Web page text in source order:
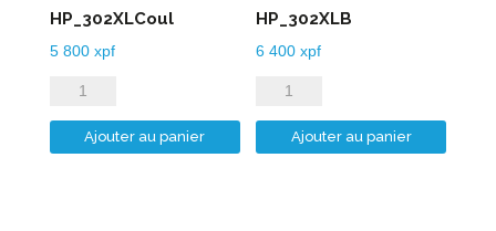
HP_302XLCoul
5 800 xpf
quantité
de
HP_302XLCoul
Ajouter au panier
HP_302XLB
6 400xpf
quantité
de
HP_302XLB
Ajouter au panier